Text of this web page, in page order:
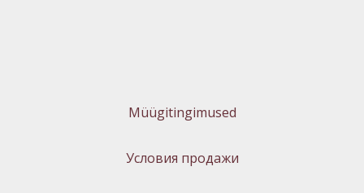
Müügitingimused
Условия продажи